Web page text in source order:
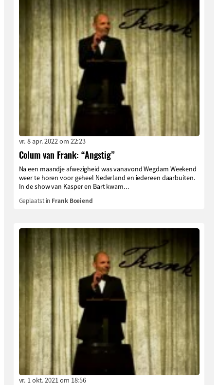
vr. 8 apr. 2022 om 22:23
Colum van Frank: “Angstig”
Na een maandje afwezigheid was vanavond Wegdam Weekend
weer te horen voor geheel Nederland en iedereen daarbuiten.
In de show van Kasper en Bart kwam...
Geplaatst in Frank Boeiend
vr. 1 okt. 2021 om 18:56